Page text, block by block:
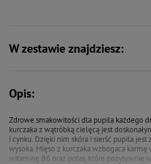
W zestawie znajdziesz:
Opis:
Zdrowe smakowitości dla pupila każdego
kurczaka z wątróbką cielęcą jest
i cynku. Dzięki nim skóra i sierść pupila jest
wysoka. Mięso z kurczaka wzbogaca
witaminę B6 oraz potas, które pozytywnie